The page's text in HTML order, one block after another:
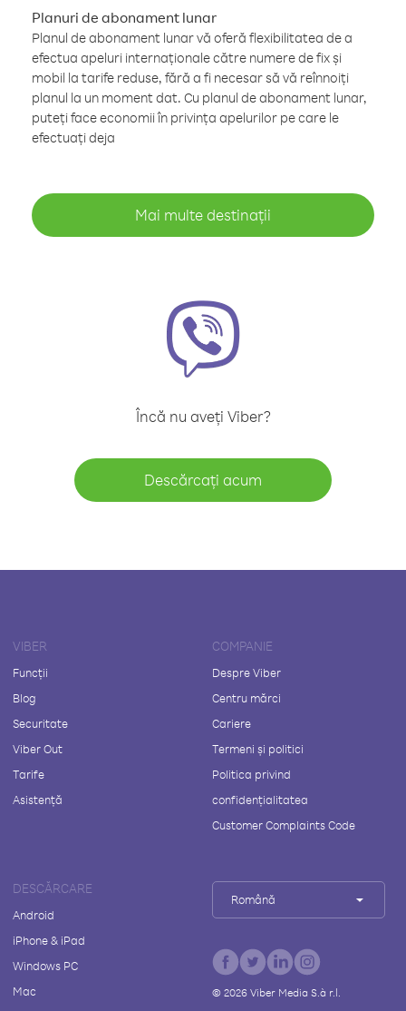
Planuri de abonament lunar
Planul de abonament lunar vă oferă flexibilitatea de a
efectua apeluri internaționale către numere de fix și
mobil la tarife reduse, fără a fi necesar să vă reînnoiți
planul la un moment dat. Cu planul de abonament lunar,
puteți face economii în privința apelurilor pe care le
efectuați deja
Mai multe destinații
Încă nu aveți Viber?
Descărcați acum
VIBER
Funcții
Blog
Securitate
Viber Out
Tarife
Asistență
COMPANIE
Despre Viber
Centru mărci
Cariere
Termeni și politici
Politica privind
confidențialitatea
Customer Complaints Code
DESCĂRCARE
Android
iPhone & iPad
Windows PC
Mac
Română
© 2026Viber Media S.à r.l.